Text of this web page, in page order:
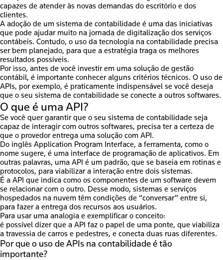
capazes de atender às novas demandas do escritório e dos
clientes.
A adoção de um sistema de contabilidade é uma das iniciativas
que pode ajudar muito na jornada de digitalização dos serviços
contábeis. Contudo, o uso da tecnologia na contabilidade precisa
ser bem planejado, para que a estratégia traga os melhores
resultados possíveis.
Por isso, antes de você investir em uma solução de gestão
contábil, é importante conhecer alguns critérios técnicos. O uso de
APIs, por exemplo, é praticamente indispensável se você deseja
que o seu sistema de contabilidade se conecte a outros softwares.
O que é uma API?
Se você quer garantir que o seu sistema de contabilidade seja
capaz de interagir com outros softwares, precisa ter a certeza de
que o provedor entrega uma solução com API.
Do inglês Application Program Interface, a ferramenta, como o
nome sugere, é uma interface de programação de aplicativos. Em
outras palavras, uma API é um padrão, que se baseia em rotinas e
protocolos, para viabilizar a interação entre dois sistemas.
É a API que indica como os componentes de um software devem
se relacionar com o outro. Desse modo, sistemas e serviços
hospedados na nuvem têm condições de “conversar” entre si,
para fazer a entrega dos recursos aos usuários.
Para usar uma analogia e exemplificar o conceito:
é possível dizer que a API faz o papel de uma ponte, que viabiliza
a travessia de carros e pedestres, e conecta duas ruas diferentes.
Por que o uso de APIs na contabilidade é tão
importante?